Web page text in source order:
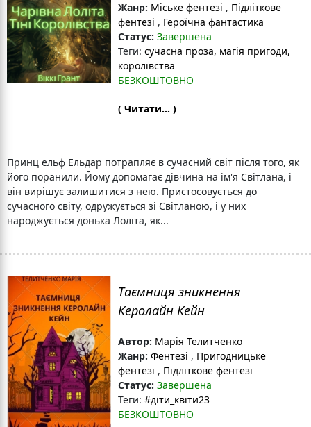
Жанр: Міське фентезі , Підліткове
фентезі , Героїчна фантастика
Статус: Завершена
Теги: сучасна проза, магія пригоди,
королівства
БЕЗКОШТОВНО
( Читати... )
Принц ельф Ельдар потрапляє в сучасний світ після того, як
його поранили. Йому допомагає дівчина на ім'я Світлана, і
він вирішує залишитися з нею. Пристосовується до
сучасного світу, одружується зі Світланою, і у них
народжується донька Лоліта, як...
Таємниця зникнення
Керолайн Кейн
Автор: Марія Телитченко
Жанр: Фентезі , Пригодницьке
фентезі , Підліткове фентезі
Статус: Завершена
Теги: #діти_квіти23
БЕЗКОШТОВНО